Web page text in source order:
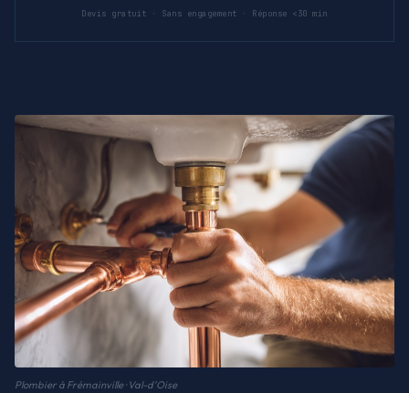
Devis gratuit · Sans engagement · Réponse <30 min
Plombier à Frémainville · Val-d'Oise